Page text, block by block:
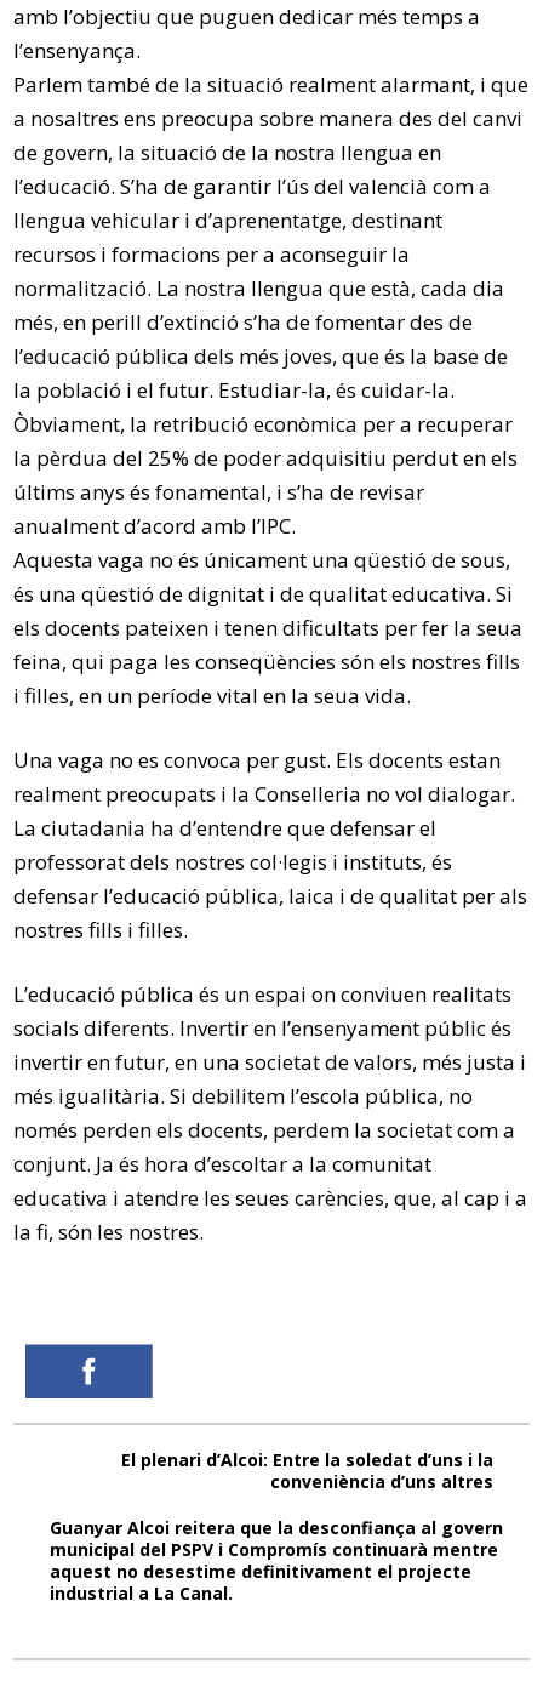
amb l’objectiu que puguen dedicar més temps a
l’ensenyança.
Parlem també de la situació realment alarmant, i que
a nosaltres ens preocupa sobre manera des del canvi
de govern, la situació de la nostra llengua en
l’educació. S’ha de garantir l’ús del valencià com a
llengua vehicular i d’aprenentatge, destinant
recursos i formacions per a aconseguir la
normalització. La nostra llengua que està, cada dia
més, en perill d’extinció s’ha de fomentar des de
l’educació pública dels més joves, que és la base de
la població i el futur. Estudiar-la, és cuidar-la.
Òbviament, la retribució econòmica per a recuperar
la pèrdua del 25% de poder adquisitiu perdut en els
últims anys és fonamental, i s’ha de revisar
anualment d’acord amb l’IPC.
Aquesta vaga no és únicament una qüestió de sous,
és una qüestió de dignitat i de qualitat educativa. Si
els docents pateixen i tenen dificultats per fer la seua
feina, qui paga les conseqüències són els nostres fills
i filles, en un període vital en la seua vida.
Una vaga no es convoca per gust. Els docents estan
realment preocupats i la Conselleria no vol dialogar.
La ciutadania ha d’entendre que defensar el
professorat dels nostres col·legis i instituts, és
defensar l’educació pública, laica i de qualitat per als
nostres fills i filles.
L’educació pública és un espai on conviuen realitats
socials diferents. Invertir en l’ensenyament públic és
invertir en futur, en una societat de valors, més justa i
més igualitària. Si debilitem l’escola pública, no
només perden els docents, perdem la societat com a
conjunt. Ja és hora d’escoltar a la comunitat
educativa i atendre les seues carències, que, al cap i a
la fi, són les nostres.
El plenari d’Alcoi: Entre la soledat d’uns i la
conveniència d’uns altres
Guanyar Alcoi reitera que la desconfiança al govern
municipal del PSPV i Compromís continuarà mentre
aquest no desestime definitivament el projecte
industrial a La Canal.